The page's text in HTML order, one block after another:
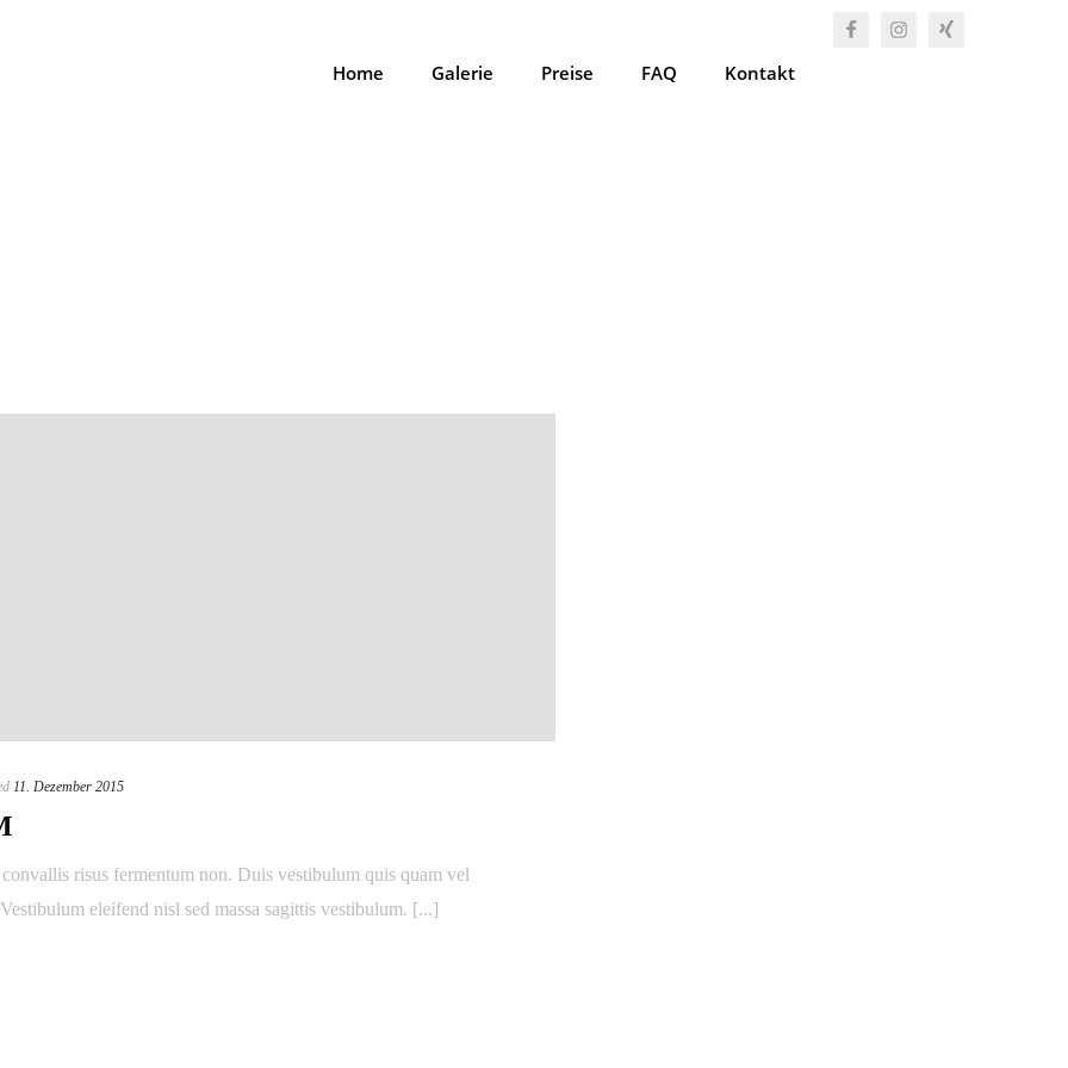
Home Galerie Preise FAQ Kontakt
11. Dezember 2015
risus fermentum non. Duis vestibulum quis quam vel
eleifend nisl sed massa sagittis vestibulum. [...]